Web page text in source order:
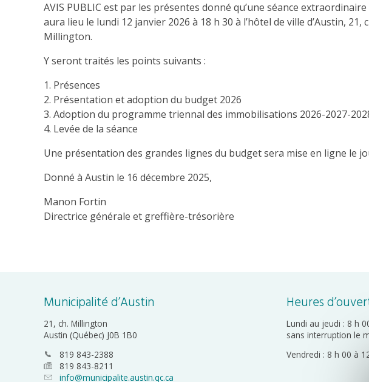
AVIS PUBLIC est par les présentes donné qu’une séance
aura lieu le lundi 12 janvier 2026 à 18 h 30 à l’hôtel de ville d’Austin, 21,
Millington.
Y seront traités les points suivants :
1. Présences
2. Présentation et adoption du budget 2026
3. Adoption du programme triennal des immobilisations 2026-2027-
4. Levée de la séance
Une présentation des grandes lignes du budget sera mise en ligne le
Donné à Austin le 16 décembre 2025,
Manon Fortin
Directrice générale et greffière-trésorière
Municipalité d’Austin
21, ch. Millington
Austin (Québec) J0B 1B0
819 843-2388
819 843-8211
info@municipalite.austin.qc.ca
Heures
Lundi au jeudi : 8 h
sans interruption le
Vendredi : 8 h 00 à